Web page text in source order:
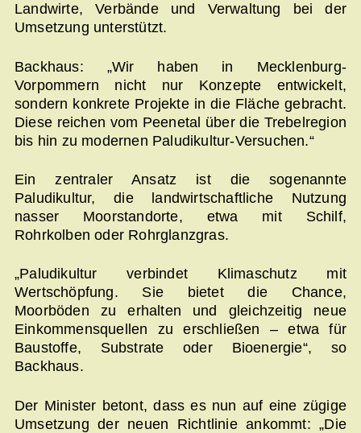
Landwirte, Verbände und Verwaltung bei der
Umsetzung unterstützt.
Backhaus: „Wir haben in Mecklenburg-
Vorpommern nicht nur Konzepte entwickelt,
sondern konkrete Projekte in die Fläche gebracht.
Diese reichen vom Peenetal über die Trebelregion
bis hin zu modernen Paludikultur-Versuchen.“
Ein zentraler Ansatz ist die sogenannte
Paludikultur, die landwirtschaftliche Nutzung
nasser Moorstandorte, etwa mit Schilf,
Rohrkolben oder Rohrglanzgras.
„Paludikultur verbindet Klimaschutz mit
Wertschöpfung. Sie bietet die Chance,
Moorböden zu erhalten und gleichzeitig neue
Einkommensquellen zu erschließen – etwa für
Baustoffe, Substrate oder Bioenergie“, so
Backhaus.
Der Minister betont, dass es nun auf eine zügige
Umsetzung der neuen Richtlinie ankommt: „Die